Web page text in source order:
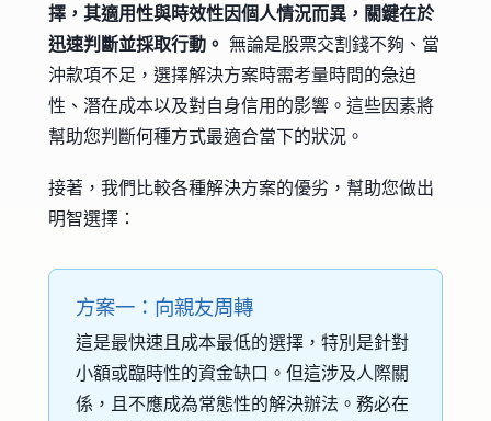
擇，其適用性與時效性因個人情況而異，關鍵在於
迅速判斷並採取行動。 無論是股票交割錢不夠、當
沖款項不足，選擇解決方案時需考量時間的急迫
性、潛在成本以及對自身信用的影響。這些因素將
幫助您判斷何種方式最適合當下的狀況。
接著，我們比較各種解決方案的優劣，幫助您做出
明智選擇：
方案一：向親友周轉
這是最快速且成本最低的選擇，特別是針對
小額或臨時性的資金缺口。但這涉及人際關
係，且不應成為常態性的解決辦法。務必在